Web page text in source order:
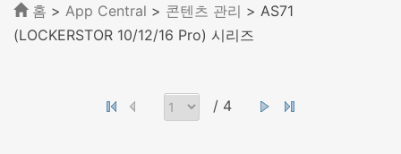
홈 > App Central > 콘텐츠 관리 > AS71
(LOCKERSTOR 10/12/16 Pro) 시리즈
/ 4